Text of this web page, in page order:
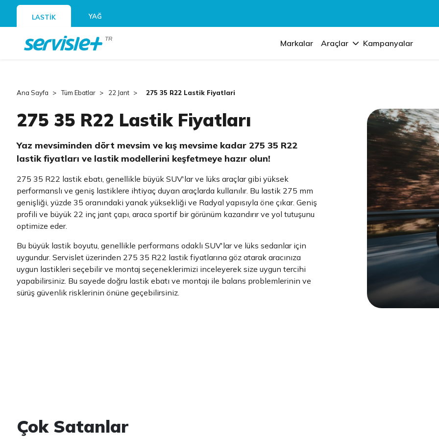
LASTİK YAĞ
TR Markalar Araçlar Kampanyalar
Ana Sayfa Tüm Ebatlar 22 Jant 275 35 R22 Lastik Fiyatlari
275 35 R22 Lastik Fiyatları
Yaz mevsiminden dört mevsim ve kış mevsime kadar 275 35 R22
lastik fiyatları ve lastik modellerini keşfetmeye hazır olun!
275 35 R22 lastik ebatı, genellikle büyük SUV'lar ve lüks araçlar gibi yüksek
performanslı ve geniş lastiklere ihtiyaç duyan araçlarda kullanılır. Bu lastik 275 mm
genişliği, yüzde 35 oranındaki yanak yüksekliği ve Radyal yapısıyla öne çıkar. Geniş
profili ve büyük 22 inç jant çapı, araca sportif bir görünüm kazandırır ve yol tutuşunu
optimize eder.
Bu büyük lastik boyutu, genellikle performans odaklı SUV'lar ve lüks sedanlar için
uygundur. Servislet üzerinden 275 35 R22 lastik fiyatlarına göz atarak aracınıza
uygun lastikleri seçebilir ve montaj seçeneklerimizi inceleyerek size uygun tercihi
yapabilirsiniz. Bu sayede doğru lastik ebatı ve montajı ile balans problemlerinin ve
sürüş güvenlik risklerinin önüne geçebilirsiniz.
Çok Satanlar